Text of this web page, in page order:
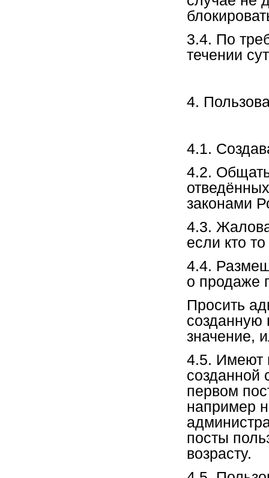
3.4. По
течении
4.
4.1.
4.2.
законами
4.3.
если кто
4.4.
о продаже
Просить
созданную
значение,
4.5. Имеют
созданной
первом
например
посты
возрасту.